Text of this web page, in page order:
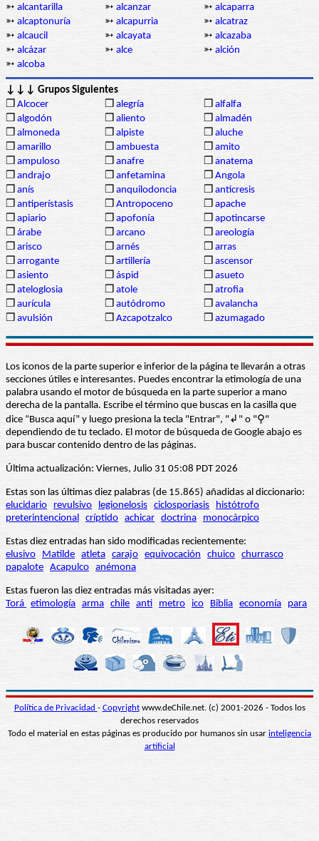
➳ alcantarilla ➳ alcanzar ➳ alcaparra
➳ alcaptonuría ➳ alcapurria ➳ alcatraz
➳ alcaucil ➳ alcayata ➳ alcazaba
➳ alcázar ➳ alce ➳ alción
➳ alcoba
↓↓↓ Grupos Siguientes
❒ Alcocer ❒ alegría ❒ alfalfa
❒ algodón ❒ aliento ❒ almadén
❒ almoneda ❒ alpiste ❒ aluche
❒ amarillo ❒ ambuesta ❒ amito
❒ ampuloso ❒ anafre ❒ anatema
❒ andrajo ❒ anfetamina ❒ Angola
❒ anís ❒ anquilodoncia ❒ anticresis
❒ antiperístasis ❒ Antropoceno ❒ apache
❒ apiario ❒ apofonía ❒ apotincarse
❒ árabe ❒ arcano ❒ areología
❒ arisco ❒ arnés ❒ arras
❒ arrogante ❒ artillería ❒ ascensor
❒ asiento ❒ áspid ❒ asueto
❒ ateloglosia ❒ atole ❒ atrofia
❒ aurícula ❒ autódromo ❒ avalancha
❒ avulsión ❒ Azcapotzalco ❒ azumagado
Los iconos de la parte superior e inferior de la página te llevarán a otras
secciones útiles e interesantes. Puedes encontrar la etimología de una
palabra usando el motor de búsqueda en la parte superior a mano
derecha de la pantalla. Escribe el término que buscas en la casilla que
dice “Busca aquí” y luego presiona la tecla "Entrar", "↲" o "⚲"
dependiendo de tu teclado. El motor de búsqueda de Google abajo es
para buscar contenido dentro de las páginas.
Última actualización: Viernes, Julio 31 05:08 PDT 2026
Estas son las últimas diez palabras (de 15.865) añadidas al diccionario:
elucidario
revulsivo legionelosis ciclosporiasis
histótrofo
preterintencional críptido achicar doctrina monocárpico
Estas diez entradas han sido modificadas recientemente:
elusivo
Matilde atleta carajo equivocación chuico churrasco
papalote Acapulco anémona
Estas fueron las diez entradas más visitadas ayer:
Torá etimología arma chile anti metro ico Biblia economía para
Política de Privacidad - Copyrightwww.deChile.net. (c) 2001-2026 - Todos los
derechos reservados
Todo el material en estas páginas es producido por humanos sin usar inteligencia
artificial